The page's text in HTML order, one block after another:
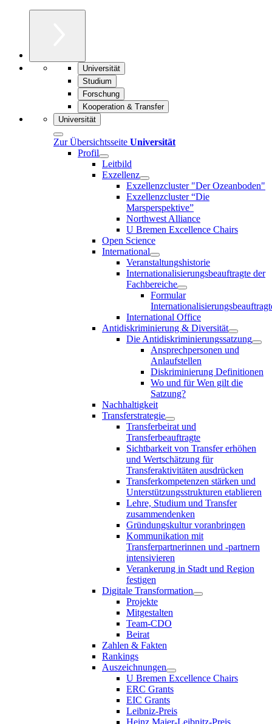
Universität
Studium
Forschung
Kooperation & Transfer
Universität
Zur Übersichtsseite Universität
Profil
Leitbild
Exzellenz
Exzellenzcluster "Der Ozeanboden"
Exzellenzcluster “Die
Marsperspektive”
Northwest Alliance
U Bremen Excellence Chairs
Open Science
International
Veranstaltungshistorie
Internationalisierungsbeauftragte der
Fachbereiche
Formular
International Office
Antidiskriminierung & Diversität
Die Antidiskriminierungssatzung
Ansprechpersonen und
Anlaufstellen
Diskriminierung Definitionen
Wo und für Wen gilt die
Satzung?
Nachhaltigkeit
Transferstrategie
Transferbeirat und
Transferbeauftragte
Sichtbarkeit von Transfer erhöhen
und Wertschätzung für
Transferaktivitäten ausdrücken
Transferkompetenzen stärken und
Unterstützungsstrukturen etablieren
Lehre, Studium und Transfer
zusammendenken
Gründungskultur voranbringen
Kommunikation mit
Transferpartnerinnen und -partnern
intensivieren
Verankerung in Stadt und Region
festigen
Digitale Transformation
Projekte
Mitgestalten
Team-CDO
Beirat
Zahlen & Fakten
Rankings
Auszeichnungen
U Bremen Excellence Chairs
ERC Grants
EIC Grants
Leibniz-Preis
Heinz Maier-Leibnitz-Preis